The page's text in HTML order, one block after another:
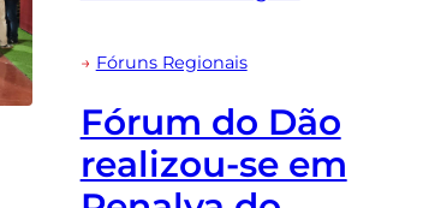
→ Fóruns Regionais
Fórum do Dão
realizou-se em